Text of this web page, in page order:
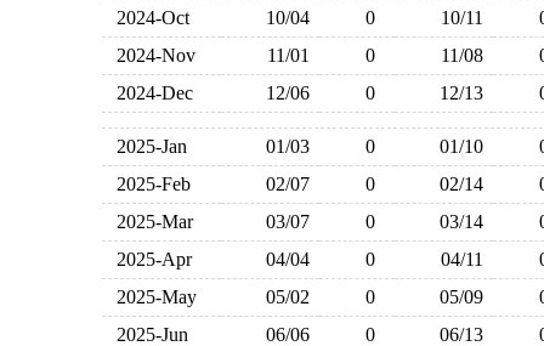
2024-Oct
10/04 0 10/11
2024-Nov
11/01 0 11/08
2024-Dec
12/06 0 12/13
2025-Jan 01/03 0 01/10
2025-Feb
02/07 0 02/14
2025-Mar
03/07 0 03/14
2025-Apr
04/04 0 04/11
2025-May
05/02 0 05/09
2025-Jun
06/06 0 06/13